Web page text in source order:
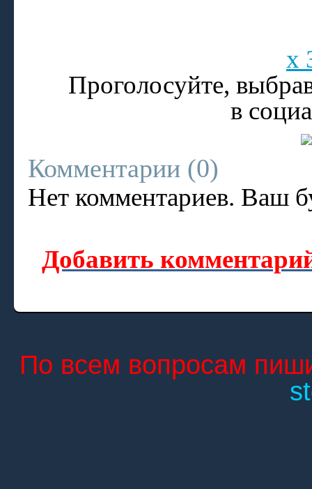
x
Проголосуйте,
в
Комментарии (0)
Нет комментариев. Ваш
Добавить
По всем вопросам